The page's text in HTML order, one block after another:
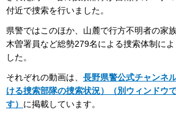
付近で捜索を行いました。
県警ではこのほか、山麓で行方不明者の家
木曽署員など総勢279名による捜索体制に
した。
それぞれの動画は、 長野県警公式チャンネ
ける捜索部隊の捜索状況）（別ウィンドウ
す） に掲載しています。